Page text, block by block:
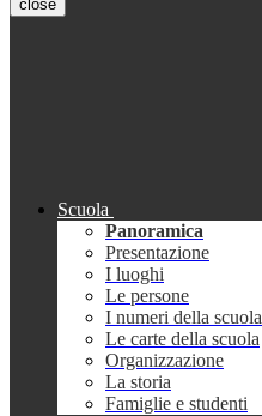
close
Scuola
Panoramica
Presentazione
I luoghi
Le persone
I numeri della scuola
Le carte della scuola
Organizzazione
La storia
Famiglie e studenti